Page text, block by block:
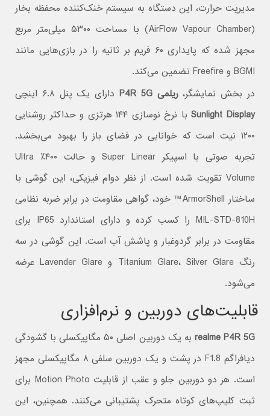
مدیریت حرارت، این دستگاه به سیستم خنک‌کننده محفظه بخار
(AirFlow Vapour Chamber) با مساحت ۵۳۰۰ میلی‌متر مربع
مجهز شده که پایداری ۶۰ فریم بر ثانیه را در بازی‌هایی مانند
BGMI و Freefire تضمین می‌کند.
در بخش نمایشگر،ریلمی P4R 5G
دارای یک پنل ۶.۸ اینچی
Sunlight Display
با نرخ نوسازی ۱۴۴ هرتزی و حداکثر روشنایی
۱۲۰۰ نیت است که خوانایی در فضای باز را بهبود می‌بخشد.
تجربه صوتی با اسپیکر Super Linear و حالت ۴۰۰٪ Ultra
Volume تقویت شده است. از نظر دوام فیزیکی، این گوشی با
ساختار ArmorShell™ خود، گواهی مقاومت در برابر ضربه نظامی
MIL-STD-810H را کسب کرده و دارای استاندارد IP65 برای
مقاومت در برابر گردوغبار و پاشش آب است. این گوشی در سه
رنگ Titanium Glare، Silver Glare و Lavender Glare عرضه
می‌شود.
قابلیت‌های دوربین و نرم‌افزاری
realme P4R 5G
به یک دوربین اصلی ۵۰ مگاپیکسلی با گشودگی
دیافراگم F1.8 در پشت و یک دوربین سلفی ۸ مگاپیکسلی مجهز
است. هر دو دوربین جلو و عقب از قابلیت Motion Photo برای
ثبت کلیپ‌های کوتاه متحرک پشتیبانی می‌کنند. همچنین، این